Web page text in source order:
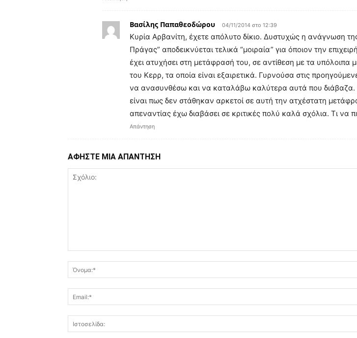
Βασίλης Παπαθεοδώρου 04/11/2014 στο 12:39
Κυρία Αρβανίτη, έχετε απόλυτο δίκιο. Δυστυχώς η ανάγνωση
Πράγας” αποδεικνύεται τελικά “μοιραία” για όποιον την
έχει ατυχήσει στη μετάφρασή του, σε αντίθεση με τα υπόλοιπα
του Κερρ, τα οποία είναι εξαιρετικά. Γυρνούσα στις
να ανασυνθέσω και να καταλάβω καλύτερα αυτά που διάβαζα.
είναι πως δεν στάθηκαν αρκετοί σε αυτή την ατχέστατη
απεναντίας έχω διαβάσει σε κριτικές πολύ καλά σχόλια. Τι να
Απάντηση
ΑΦΗΣΤΕ ΜΙΑ ΑΠΑΝΤΗΣΗ